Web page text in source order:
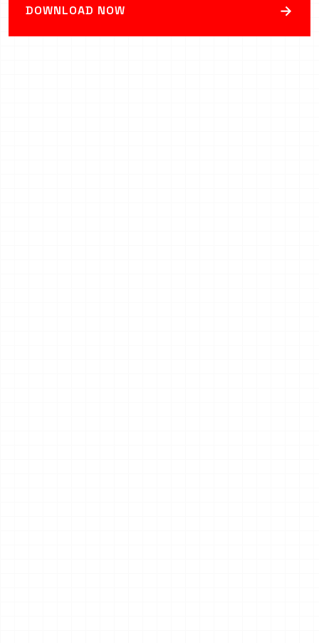
DOWNLOAD NOW →